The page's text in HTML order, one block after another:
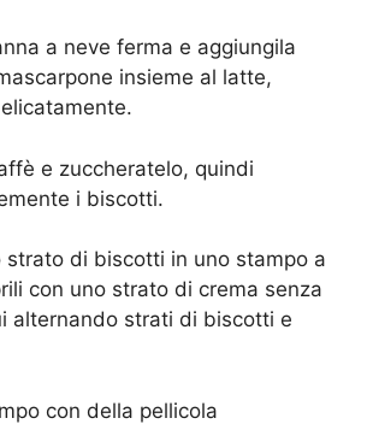
a neve ferma e aggiungila
insieme al latte,
e zuccheratelo, quindi
i biscotti.
strato di biscotti in uno stampo a
con uno strato di crema senza
alternando strati di biscotti e
con della pellicola